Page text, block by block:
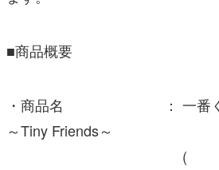
■商品概要
・商品名 ： 一番くじ
～Tiny Friends～
(